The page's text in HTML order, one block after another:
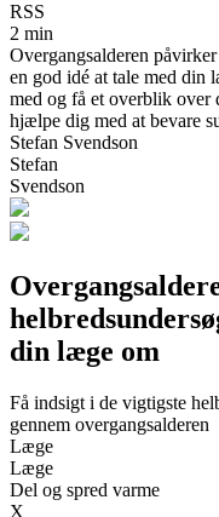
RSS
2 min
Overgangsalderen
en god idé at tale med din
med og få et overblik over
hjælpe dig med at bevare
Stefan Svendson
Stefan
Svendson
din læge om
Få indsigt i de vigtigste
gennem overgangsalderen
Læge
Læge
Del og spred varme
X